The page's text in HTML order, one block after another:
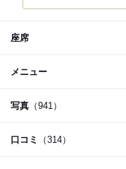
座席
メニュー
写真 （941）
口コミ （314）